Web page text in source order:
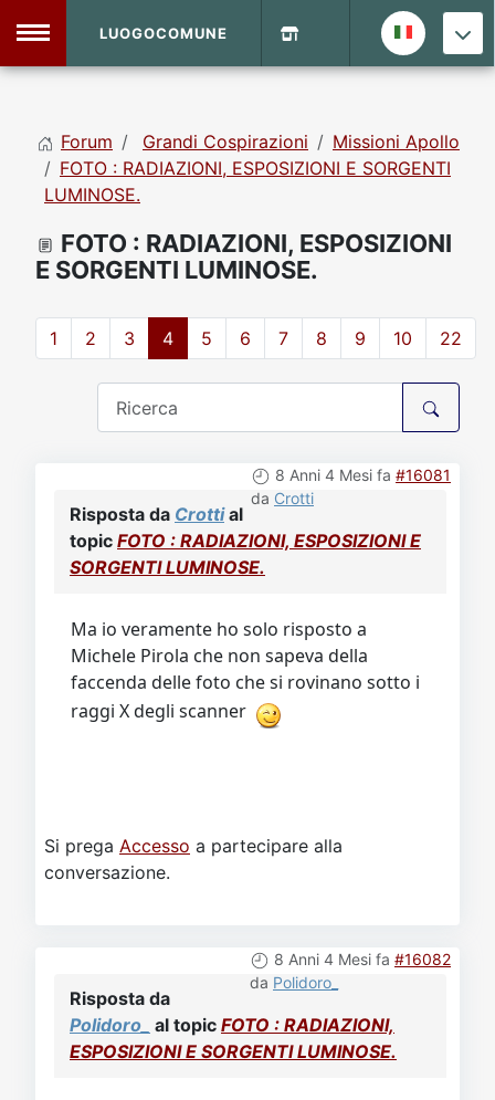
Home
DVD Shop
Sito
LUOGOCOMUNE
Forum Grandi Cospirazioni
Missioni Apollo
FOTO : RADIAZIONI, ESPOSIZIONI E SORGENTI
LUMINOSE.
FOTO : RADIAZIONI, ESPOSIZIONI
E SORGENTI LUMINOSE.
1 2 3 4 5 6 7 8 9 10 22
8 Anni 4 Mesi fa #16081
da Crotti
Risposta da Crottial
topic FOTO : RADIAZIONI, ESPOSIZIONI E
SORGENTI LUMINOSE.
Ma io veramente ho solo risposto a
Michele Pirola che non sapeva della
faccenda delle foto che si rovinano sotto i
raggi X degli scanner
Si prega Accesso a partecipare alla
conversazione.
8 Anni 4 Mesi fa #16082
da Polidoro_
Risposta da
Polidoro_ al topic FOTO : RADIAZIONI,
ESPOSIZIONI E SORGENTI LUMINOSE.